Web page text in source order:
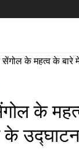
के
उद्घाटन